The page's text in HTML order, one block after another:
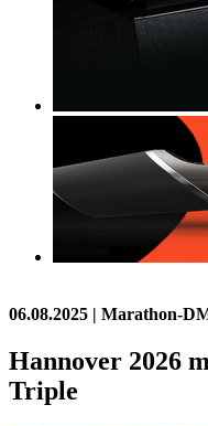
06.08.2025 | Marathon-
Hannover 2026
Triple